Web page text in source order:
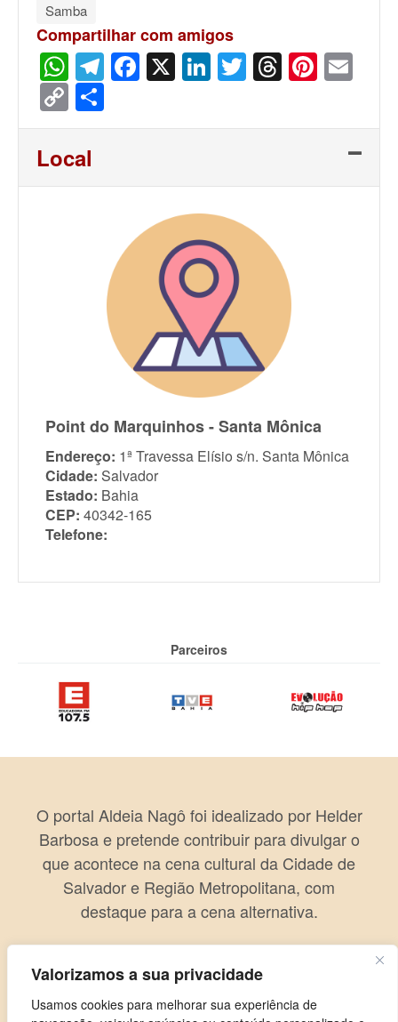
Valorizamos a sua privacidade
Usamos cookies para melhorar sua experiência de
Samba
Compartilhar com amigos
WhatsApp
Telegram
Facebook
X LinkedIn
Twitter
Threads
Copy
Link
Local
Point do Marquinhos - Santa Mônica
Endereço: 1ª Travessa Elísio s/n. Santa Mônica
Cidade: Salvador
Estado: Bahia
CEP: 40342-165
Telefone:
Parceiros
O portal Aldeia Nagô foi idealizado por Helder
Barbosa e pretende contribuir para divulgar o
que acontece na cena cultural da Cidade de
Salvador e Região Metropolitana, com
destaque para a cena alternativa.